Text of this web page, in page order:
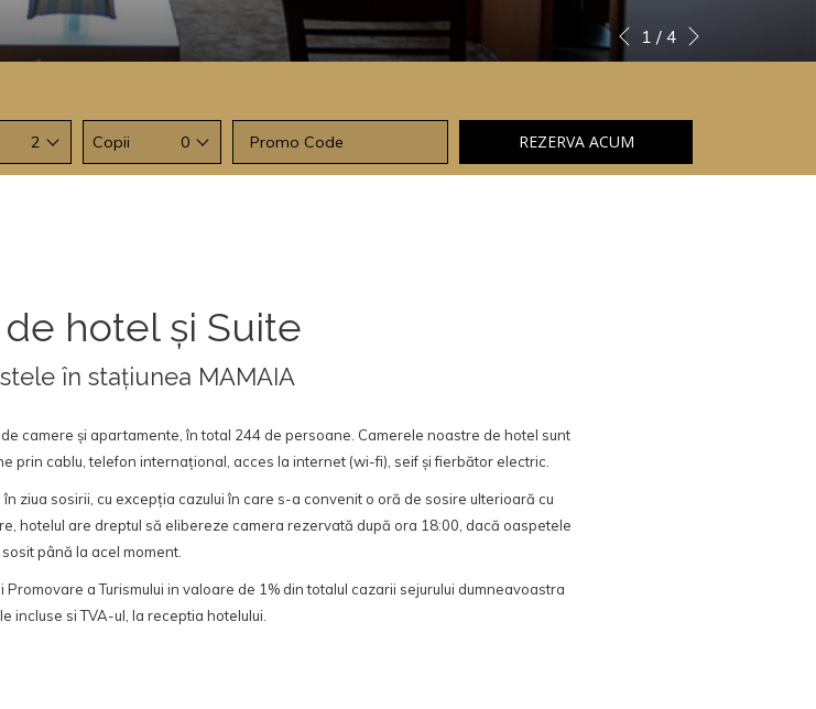
Slideshow
control
Clicking
on
links
will
Previous
1 / 4
2 Copii 0
Cod
Promotional
REZERVA ACUM
hotel și Suite
în stațiunea MAMAIA
camere și apartamente, în total 244 de persoane. Camerele noastre de hotel sunt
prin cablu, telefon internațional, acces la internet (wi-fi), seif și fierbător electric.
ziua sosirii, cu excepția cazului în care s-a convenit o oră de sosire ulterioară cu
hotelul are dreptul să elibereze camera rezervată după ora 18:00, dacă oaspetele
până la acel moment.
a Turismului in valoare de 1% din totalul cazarii sejurului dumneavoastra
incluse si TVA-ul, la receptia hotelului.